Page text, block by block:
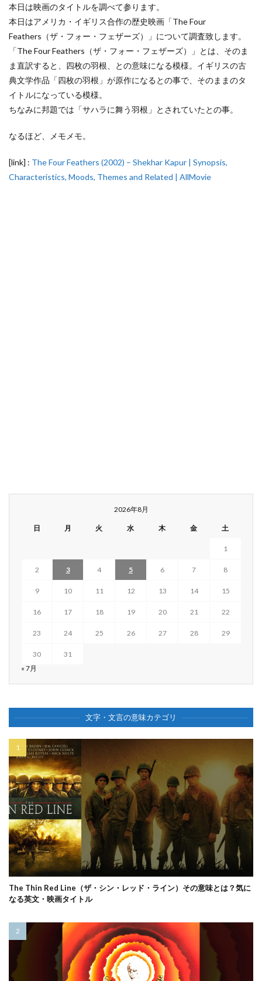
本日は映画のタイトルを調べて参ります。
本日はアメリカ・イギリス合作の歴史映画「The Four
Feathers（ザ・フォー・フェザーズ）」について調査致します。
「The Four Feathers（ザ・フォー・フェザーズ）」とは、そのま
ま直訳すると、四枚の羽根、との意味になる模様。イギリスの古
典文学作品「四枚の羽根」が原作になるとの事で、そのままのタ
イトルになっている模様。
ちなみに邦題では「サハラに舞う羽根」とされていたとの事。
なるほど、メモメモ。
[link] : The Four Feathers (2002) – Shekhar Kapur | Synopsis,
Characteristics, Moods, Themes and Related | AllMovie
2026年8月
日 月 火 水 木 金 土
1
2 3 4 5 6 7 8
9 10 11 12 13 14 15
16 17 18 19 20 21 22
23 24 25 26 27 28 29
30
31
« 7月
文字・文言の意味カテゴリ
The Thin Red Line（ザ・シン・レッド・ライン）その意味とは？気に
なる英文・映画タイトル